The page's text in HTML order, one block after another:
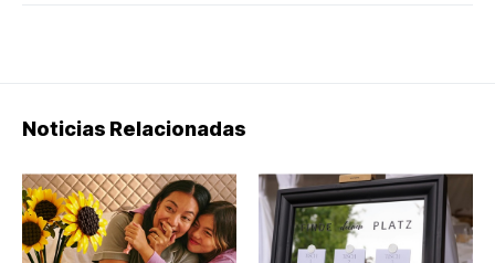
Noticias Relacionadas